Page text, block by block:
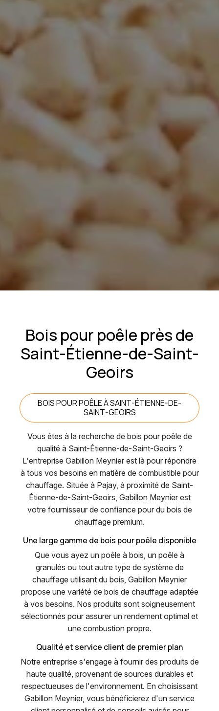
Bois pour poêle près de
Saint-Étienne-de-Saint-
Geoirs
BOIS POUR POÊLE À SAINT-ÉTIENNE-DE-
SAINT-GEOIRS
Vous êtes à la recherche de bois pour poêle de
qualité à Saint-Étienne-de-Saint-Geoirs ?
L'entreprise Gabillon Meynier est là pour répondre
à tous vos besoins en matière de combustible pour
chauffage. Située à Pajay, à proximité de Saint-
Étienne-de-Saint-Geoirs, Gabillon Meynier est
votre fournisseur de confiance pour du bois de
chauffage premium.
Une large gamme de bois pour poêle disponible
Que vous ayez un poêle à bois, un poêle à
granulés ou tout autre type de système de
chauffage utilisant du bois, Gabillon Meynier
propose une variété de bois de chauffage adaptée
à vos besoins. Nos produits sont soigneusement
sélectionnés pour assurer un rendement optimal et
une combustion propre.
Qualité et service client de premier plan
Notre entreprise s'engage à fournir des produits de
haute qualité, provenant de sources durables et
respectueuses de l'environnement. En choisissant
Gabillon Meynier, vous bénéficierez d'un service